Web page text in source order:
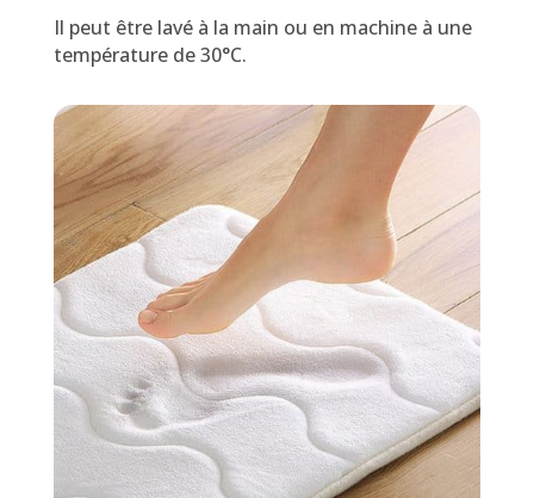
Il peut être lavé à la main ou en machine à une
température de 30°C.